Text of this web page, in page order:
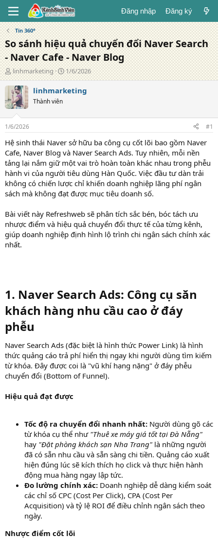
Đăng nhập Đăng ký
Tin 360°
So sánh hiệu quả chuyển đổi Naver Search
- Naver Cafe - Naver Blog
T
á
c
g
i
ả
linhmarketing
N
g
à
g
1/6/2026
linhmarketing
Thành viên
1/6/2026 #1
Hệ sinh thái Naver sở hữu ba công cụ cốt lõi bao gồm Naver
Cafe, Naver Blog và Naver Search Ads. Tuy nhiên, mỗi nền
tảng lại nắm giữ một vai trò hoàn toàn khác nhau trong phễu
hành vi của người tiêu dùng Hàn Quốc. Việc đầu tư dàn trải
không có chiến lược chỉ khiến doanh nghiệp lãng phí ngân
sách mà không đạt được mục tiêu doanh số.
Bài viết này Refreshweb sẽ phân tích sắc bén, bóc tách ưu
nhược điểm và hiệu quả chuyển đổi thực tế của từng kênh,
giúp doanh nghiệp định hình lộ trình chi ngân sách chính xác
nhất.
1. Naver Search Ads: Công cụ săn
khách hàng nhu cầu cao ở đáy
phễu
Naver Search Ads (đặc biệt là hình thức Power Link) là hình
thức quảng cáo trả phí hiển thị ngay khi người dùng tìm kiếm
từ khóa. Đây được coi là "vũ khí hạng nặng" ở đáy phễu
chuyển đổi (Bottom of Funnel).
Hiệu quả đạt được
Tốc độ ra chuyển đổi nhanh nhất: Người dùng gõ các
từ khóa cụ thể như "Thuê xe máy giá tốt tại Đà Nẵng"
hay "Đặt phòng khách sạn Nha Trang" là những người
đã có sẵn nhu cầu và sẵn sàng chi tiền. Quảng cáo xuất
hiện đúng lúc sẽ kích thích họ click và thực hiện hành
động mua hàng ngay lập tức.
Đo lường chính xác: Doanh nghiệp dễ dàng kiểm soát
các chỉ số CPC (Cost Per Click), CPA (Cost Per
Acquisition) và tỷ lệ ROI để điều chỉnh ngân sách theo
ngày.
Nhược điểm cốt lõi